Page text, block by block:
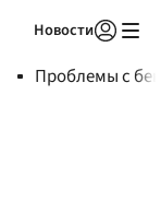
Новости
Проблемы с